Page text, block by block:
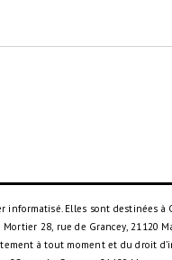
Elles sont destinées
28, rue de Grancey, 21120
à tout moment et du droit